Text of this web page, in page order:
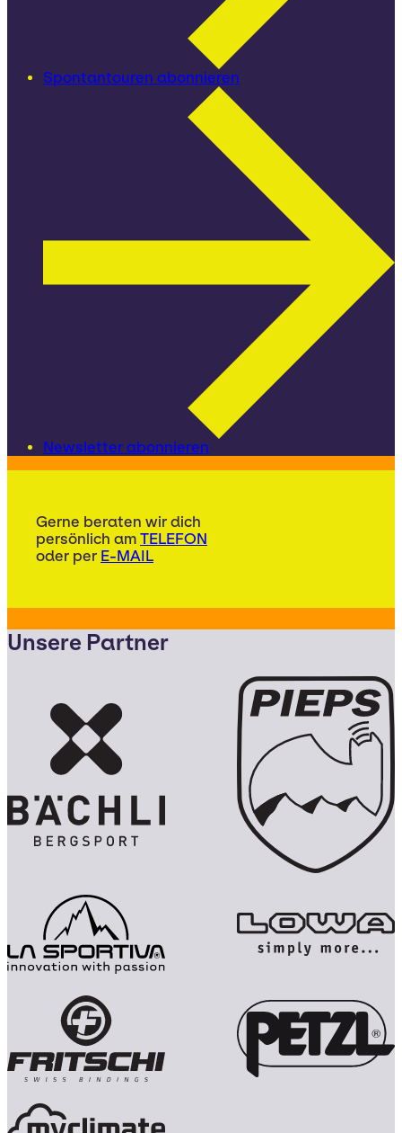
Spontantouren abonnieren
Newsletter abonnieren
Gerne beraten wir dich
persönlich am TELEFON
oder per E-MAIL
Unsere Partner